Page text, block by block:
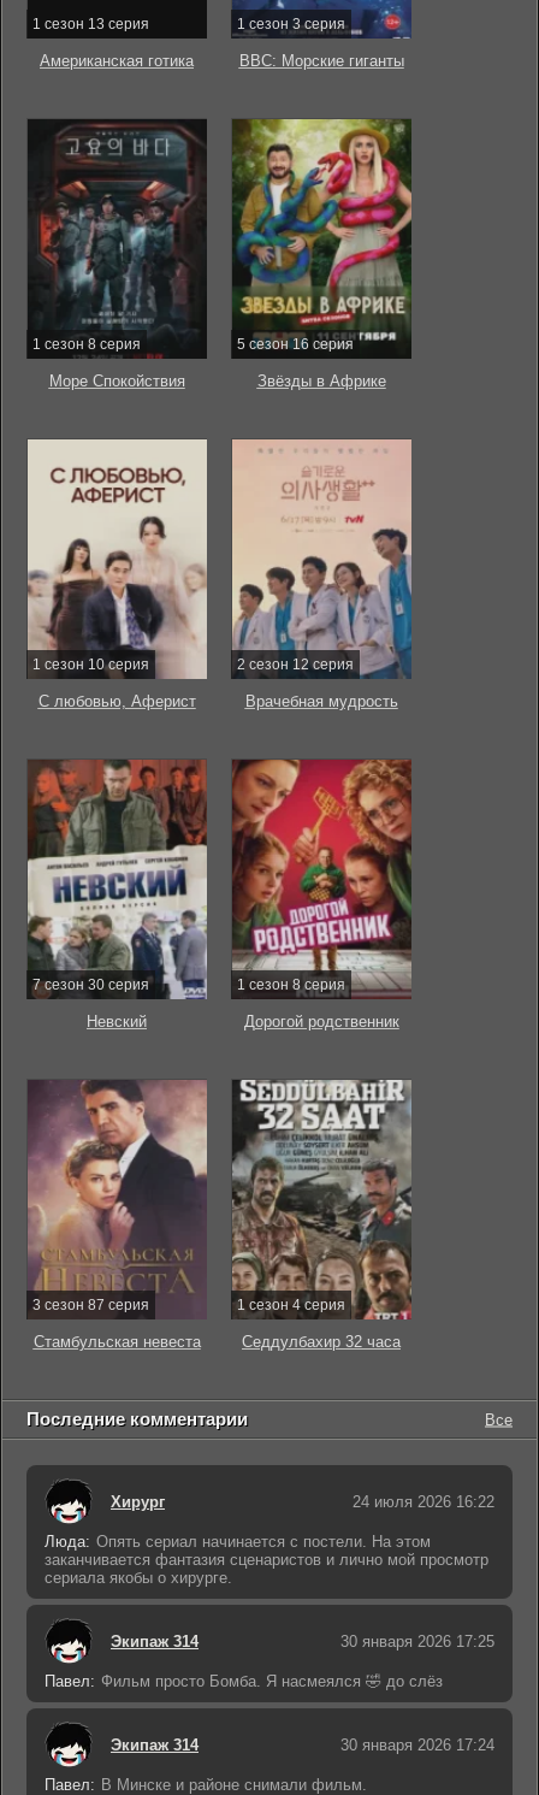
1 сезон 13 серия
Американская готика
1 сезон 3 серия
BBC: Морские гиганты
1 сезон 8 серия
Море Спокойствия
5 сезон 16 серия
Звёзды в Африке
1 сезон 10 серия
С любовью, Аферист
2 сезон 12 серия
Врачебная мудрость
7 сезон 30 серия
Невский
1 сезон 8 серия
Дорогой родственник
3 сезон 87 серия
Стамбульская невеста
1 сезон 4 серия
Седдулбахир 32 часа
Последние комментарии Все
Хирург 24 июля 2026 16:22
Люда: Опять сериал начинается с постели. На этом
заканчивается фантазия сценаристов и лично мой просмотр
сериала якобы о хирурге.
Экипаж 314 30 января 2026 17:25
Павел: Фильм просто Бомба. Я насмеялся 🤣 до слёз
Экипаж 314 30 января 2026 17:24
Павел: В Минске и районе снимали фильм.